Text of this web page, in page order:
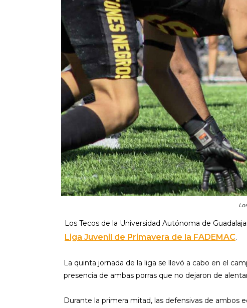
Los Tecos de la Universidad Autónoma de
Liga Juvenil de Primavera de la FADEMAC.
La quinta jornada de la liga se llevó a cabo en el
presencia de ambas porras que no dejaron de
Durante la primera mitad, las defensivas de ambos